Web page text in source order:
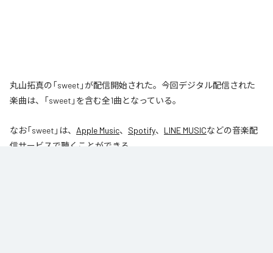
丸山拓真の「sweet」が配信開始された。今回デジタル配信された
楽曲は、「sweet」を含む全1曲となっている。
なお「sweet 」は、 Apple Music、 Spotify、 LINE MUSICなどの音楽配
信サービスで聴くことができる。